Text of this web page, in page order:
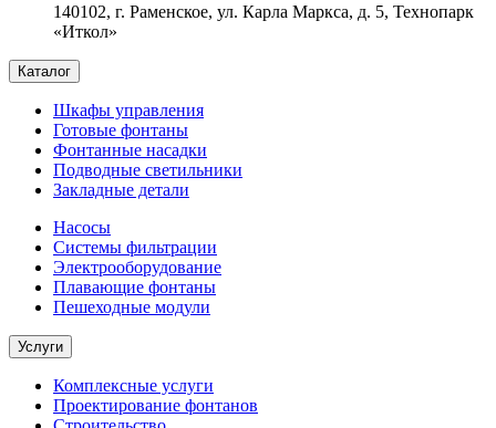
140102, г. Раменское, ул. Карла Маркса, д. 5, Технопарк
«Иткол»
Каталог
Шкафы управления
Готовые фонтаны
Фонтанные насадки
Подводные светильники
Закладные детали
Насосы
Системы фильтрации
Электрооборудование
Плавающие фонтаны
Пешеходные модули
Услуги
Комплексные услуги
Проектирование фонтанов